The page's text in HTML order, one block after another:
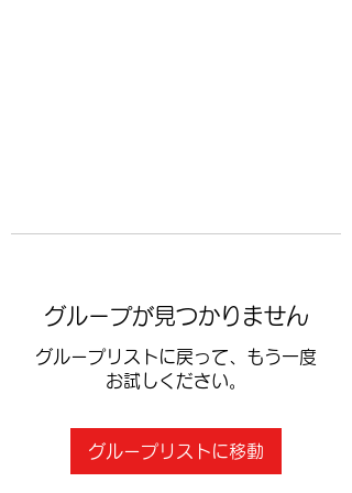
グループが見つかりません
グループリストに戻って、もう一度
お試しください。
グループリストに移動